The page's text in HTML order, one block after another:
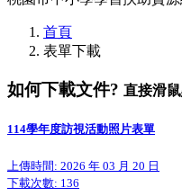
首頁
表單下載
如何下載文件? 直接滑
114學年度訪視活動照片表單
上傳時間: 2026 年 03 月 20 日
下載次數: 136